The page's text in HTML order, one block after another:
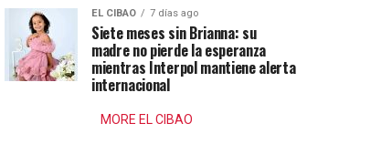
EL CIBAO 7 días ago
Siete meses sin Brianna: su
madre no pierde la esperanza
mientras Interpol mantiene alerta
internacional
MORE EL CIBAO